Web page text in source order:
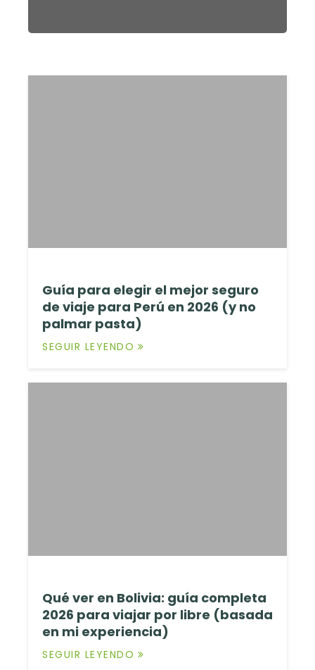
Guía para elegir el mejor seguro
de viaje para Perú en 2026 (y no
palmar pasta)
SEGUIR LEYENDO
Qué ver en Bolivia: guía completa
2026 para viajar por libre (basada
en mi experiencia)
SEGUIR LEYENDO